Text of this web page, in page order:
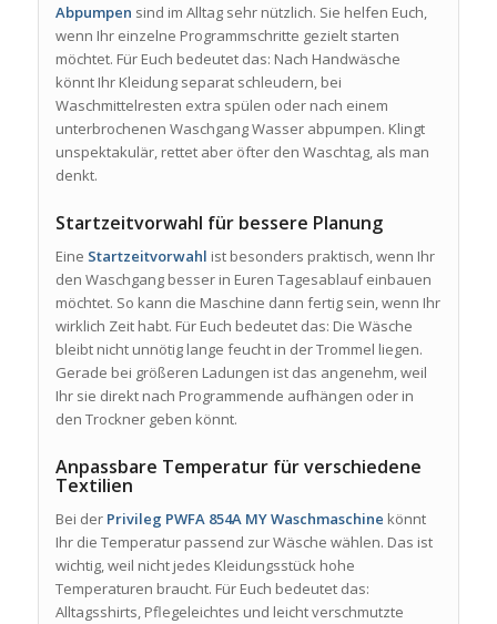
Abpumpen sind im Alltag sehr nützlich. Sie helfen Euch,
wenn Ihr einzelne Programmschritte gezielt starten
möchtet. Für Euch bedeutet das: Nach Handwäsche
könnt Ihr Kleidung separat schleudern, bei
Waschmittelresten extra spülen oder nach einem
unterbrochenen Waschgang Wasser abpumpen. Klingt
unspektakulär, rettet aber öfter den Waschtag, als man
denkt.
Startzeitvorwahl für bessere Planung
Eine Startzeitvorwahl ist besonders praktisch, wenn Ihr
den Waschgang besser in Euren Tagesablauf einbauen
möchtet. So kann die Maschine dann fertig sein, wenn Ihr
wirklich Zeit habt. Für Euch bedeutet das: Die Wäsche
bleibt nicht unnötig lange feucht in der Trommel liegen.
Gerade bei größeren Ladungen ist das angenehm, weil
Ihr sie direkt nach Programmende aufhängen oder in
den Trockner geben könnt.
Anpassbare Temperatur für verschiedene
Textilien
Bei der Privileg PWFA 854A MY Waschmaschine könnt
Ihr die Temperatur passend zur Wäsche wählen. Das ist
wichtig, weil nicht jedes Kleidungsstück hohe
Temperaturen braucht. Für Euch bedeutet das:
Alltagsshirts, Pflegeleichtes und leicht verschmutzte